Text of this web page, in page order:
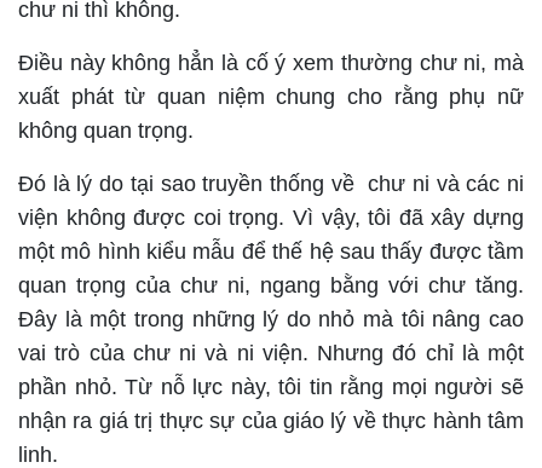
chư ni thì không.
Điều này không hẳn là cố ý xem thường chư ni, mà
xuất phát từ quan niệm chung cho rằng phụ nữ
không quan trọng.
Đó là lý do tại sao truyền thống về chư ni và các ni
viện không được coi trọng. Vì vậy, tôi đã xây dựng
một mô hình kiểu mẫu để thế hệ sau thấy được tầm
quan trọng của chư ni, ngang bằng với chư tăng.
Đây là một trong những lý do nhỏ mà tôi nâng cao
vai trò của chư ni và ni viện. Nhưng đó chỉ là một
phần nhỏ. Từ nỗ lực này, tôi tin rằng mọi người sẽ
nhận ra giá trị thực sự của giáo lý về thực hành tâm
linh.